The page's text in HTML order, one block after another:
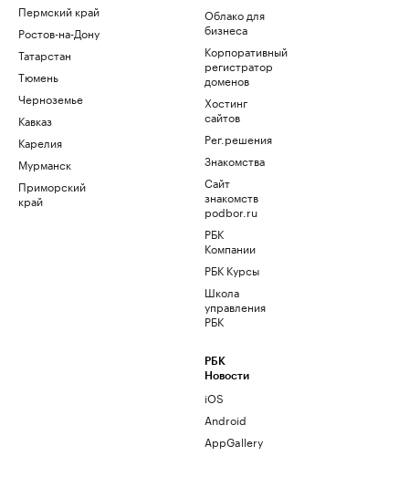
Пермский край
Ростов-на-Дону
Татарстан
Тюмень
Черноземье
Кавказ
Карелия
Мурманск
Приморский
край
Облако для
бизнеса
Корпоративный
регистратор
доменов
Хостинг
сайтов
Рег.решения
Знакомства
Сайт
знакомств
podbor.ru
РБК
Компании
РБК Курсы
Школа
управления
РБК
РБК
Новости
iOS
Android
AppGallery